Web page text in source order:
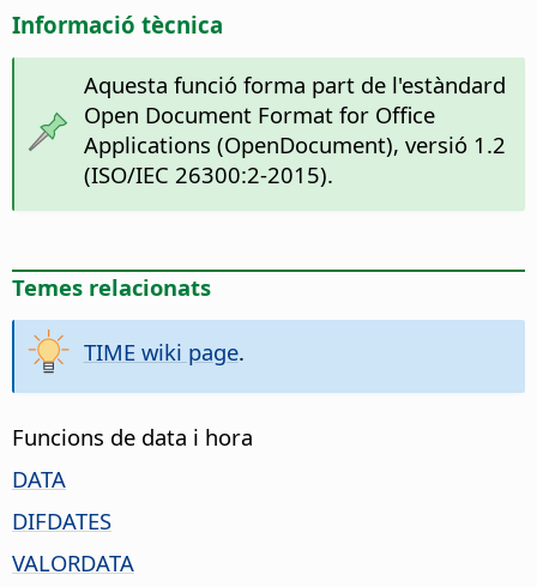
Informació tècnica
Aquesta funció forma part de l'estàndard
Open Document Format for Office
Applications (OpenDocument), versió 1.2
(ISO/IEC 26300:2-2015).
Temes relacionats
TIME wiki page.
Funcions de data i hora
DATA
DIFDATES
VALORDATA